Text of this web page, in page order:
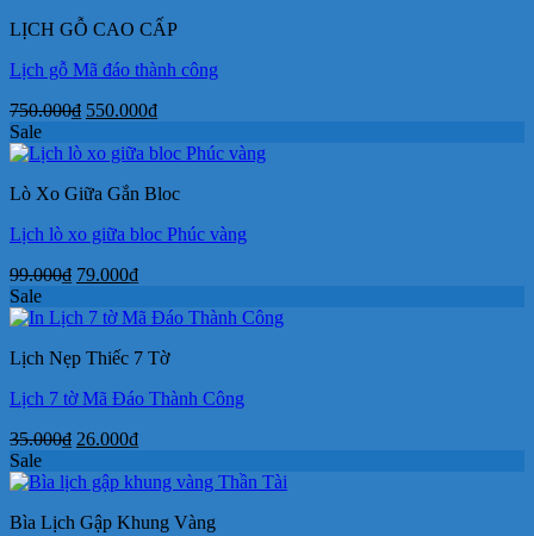
72.000₫.
LỊCH GỖ CAO CẤP
Lịch gỗ Mã đáo thành công
750.000₫ Giá
là:
550.000₫Giá
tại
550.000₫.
Sale
Lò Xo Giữa Gắn Bloc
Lịch lò xo giữa bloc Phúc vàng
99.000₫ Giá
là:
79.000₫Giá
tại
79.000₫.
Sale
Lịch Nẹp Thiếc 7 Tờ
Lịch 7 tờ Mã Đáo Thành Công
35.000₫ Giá
là:
26.000₫Giá
tại
26.000₫.
Sale
Bìa Lịch Gập Khung Vàng